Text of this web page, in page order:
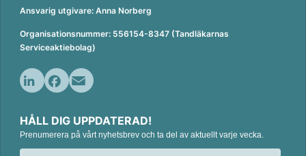
Ansvarig utgivare: Anna Norberg
Organisationsnummer: 556154-8347 (Tandläkarnas
Serviceaktiebolag)
n
k
e
c
e
b
E
a
i
l
HÅLL DIG UPPDATERAD!
Prenumerera på vårt nyhetsbrev och ta del av aktuellt varje vecka.